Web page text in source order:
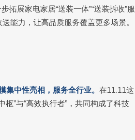
拓展家电家居“送装一体”“送装拆收”服
能力，让高品质服务覆盖更多场景。
集中性亮相，服务全行业。 在11.11这
枢”与“高效执行者”，共同构成了科技